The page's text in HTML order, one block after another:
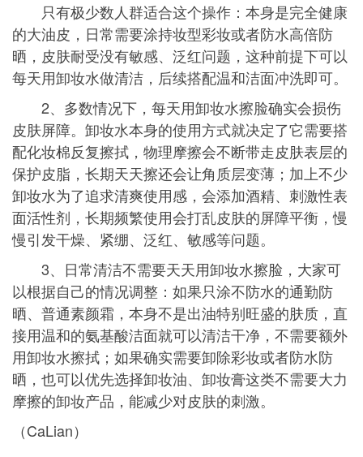
只有极少数人群适合这个操作：本身是完全健康
的大油皮，日常需要涂持妆型彩妆或者防水高倍防
晒，皮肤耐受没有敏感、泛红问题，这种前提下可以
每天用卸妆水做清洁，后续搭配温和洁面冲洗即可。
2、多数情况下，每天用卸妆水擦脸确实会损伤
皮肤屏障。卸妆水本身的使用方式就决定了它需要搭
配化妆棉反复擦拭，物理摩擦会不断带走皮肤表层的
保护皮脂，长期天天擦还会让角质层变薄；加上不少
卸妆水为了追求清爽使用感，会添加酒精、刺激性表
面活性剂，长期频繁使用会打乱皮肤的屏障平衡，慢
慢引发干燥、紧绷、泛红、敏感等问题。
3、日常清洁不需要天天用卸妆水擦脸，大家可
以根据自己的情况调整：如果只涂不防水的通勤防
晒、普通素颜霜，本身不是出油特别旺盛的肤质，直
接用温和的氨基酸洁面就可以清洁干净，不需要额外
用卸妆水擦拭；如果确实需要卸除彩妆或者防水防
晒，也可以优先选择卸妆油、卸妆膏这类不需要大力
摩擦的卸妆产品，能减少对皮肤的刺激。
（CaLian）